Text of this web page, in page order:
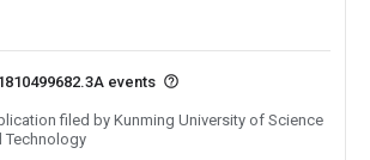
events
filed by Kunming University of Science
Technology